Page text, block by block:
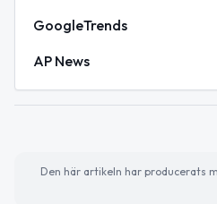
GoogleTrends
AP News
Den här artikeln har producerats